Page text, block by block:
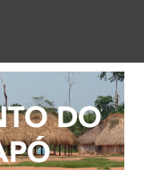
DO